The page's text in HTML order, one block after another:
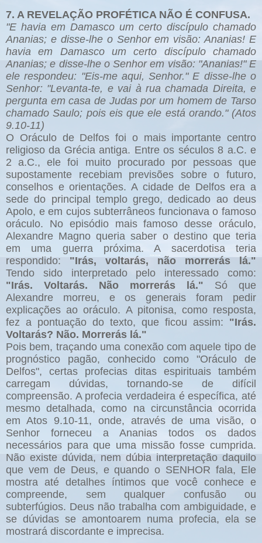
7. A REVELAÇÃO PROFÉTICA NÃO É CONFUSA.
"E havia em Damasco um certo discípulo chamado
Ananias; e disse-lhe o Senhor em visão: Ananias! E
havia em Damasco um certo discípulo chamado
Ananias; e disse-lhe o Senhor em visão: "Ananias!" E
ele respondeu: "Eis-me aqui, Senhor." E disse-lhe o
Senhor: "Levanta-te, e vai à rua chamada Direita, e
pergunta em casa de Judas por um homem de Tarso
chamado Saulo; pois eis que ele está orando." (Atos
9.10-11)
O Oráculo de Delfos foi o mais importante centro
religioso da Grécia antiga. Entre os séculos 8 a.C. e
2 a.C., ele foi muito procurado por pessoas que
supostamente recebiam previsões sobre o futuro,
conselhos e orientações. A cidade de Delfos era a
sede do principal templo grego, dedicado ao deus
Apolo, e em cujos subterrâneos funcionava o famoso
oráculo. No episódio mais famoso desse oráculo,
Alexandre Magno queria saber o destino que teria
em uma guerra próxima. A sacerdotisa teria
respondido: "Irás, voltarás, não morrerás lá."
Tendo sido interpretado pelo interessado como:
"Irás. Voltarás. Não morrerás lá." Só que
Alexandre morreu, e os generais foram pedir
explicações ao oráculo. A pitonisa, como resposta,
fez a pontuação do texto, que ficou assim: "Irás.
Voltarás? Não. Morrerás lá."
Pois bem, traçando uma conexão com aquele tipo de
prognóstico pagão, conhecido como "Oráculo de
Delfos", certas profecias ditas espirituais também
carregam dúvidas, tornando-se de difícil
compreensão. A profecia verdadeira é específica, até
mesmo detalhada, como na circunstância ocorrida
em Atos 9.10-11, onde, através de uma visão, o
Senhor forneceu a Ananias todos os dados
necessários para que uma missão fosse cumprida.
Não existe dúvida, nem dúbia interpretação daquilo
que vem de Deus, e quando o SENHOR fala, Ele
mostra até detalhes íntimos que você conhece e
compreende, sem qualquer confusão ou
subterfúgios. Deus não trabalha com ambiguidade, e
se dúvidas se amontoarem numa profecia, ela se
mostrará discordante e imprecisa.